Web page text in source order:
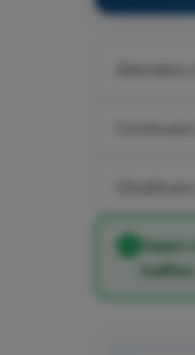
Usare
traffico